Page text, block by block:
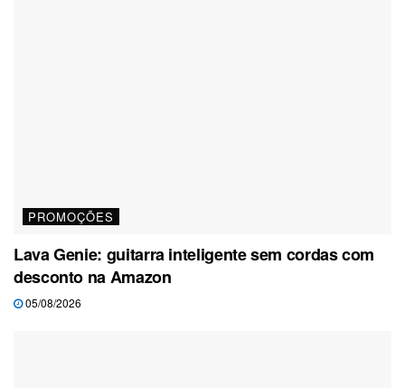
PROMOÇÕES
Lava Genie: guitarra inteligente sem cordas com
desconto na Amazon
05/08/2026